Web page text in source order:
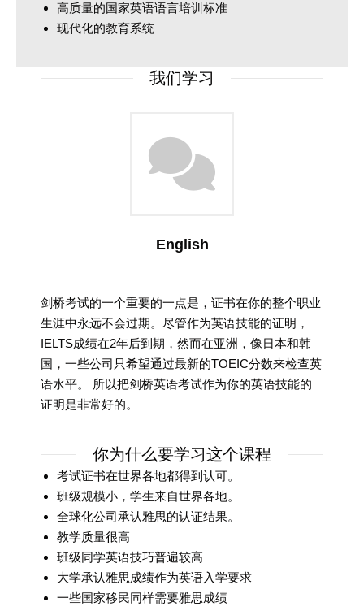
高质量的国家英语语言培训标准
现代化的教育系统
我们学习
English
剑桥考试的一个重要的一点是，证书在你的整个职业
生涯中永远不会过期。尽管作为英语技能的证明，
IELTS成绩在2年后到期，然而在亚洲，像日本和韩
国，一些公司只希望通过最新的TOEIC分数来检查英
语水平。 所以把剑桥英语考试作为你的英语技能的
证明是非常好的。
你为什么要学习这个课程
考试证书在世界各地都得到认可。
班级规模小，学生来自世界各地。
全球化公司承认雅思的认证结果。
教学质量很高
班级同学英语技巧普遍较高
大学承认雅思成绩作为英语入学要求
一些国家移民同样需要雅思成绩